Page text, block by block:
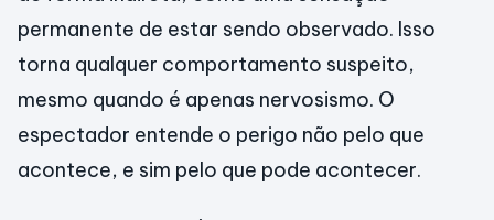
permanente de estar sendo observado. Isso
torna qualquer comportamento suspeito,
mesmo quando é apenas nervosismo. O
espectador entende o perigo não pelo que
acontece, e sim pelo que pode acontecer.